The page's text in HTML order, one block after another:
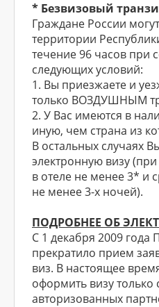
* Безвизовый
Граждане России
территории
течение 96 часов при
следующих условий:
1. Вы приезжаете и
только ВОЗДУШНЫМ
2. У Вас имеются в
иную, чем страна из
В остальных случаях
электронную визу
в отеле не менее 3* и
не менее 3-х ночей).
ПОДРОБНЕЕ ОБ
С 1 декабря 2009 года
прекратило прием
виз. В настоящее
оформить визу
авторизованных